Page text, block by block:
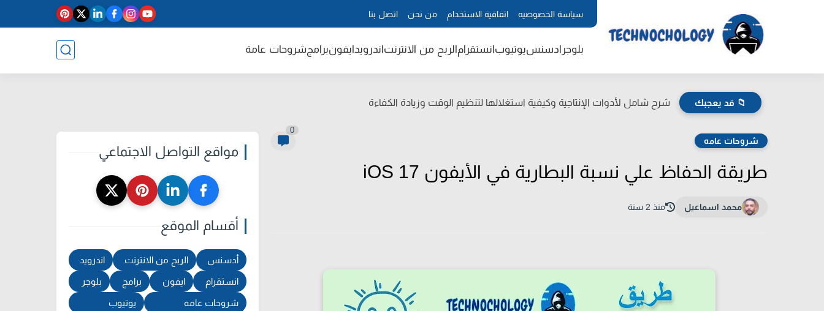
سياسة الخصوصيه اتفاقية الاستخدام من نحن اتصل بنا
بلوجر ادسنسيوتيوبانستقرامالربح من الانترنتاندرويدايفونبرامجشروحات عامة
📁 قد يعجبك شرح شامل لأدوات الإنتاجية وكيفية استغلالها لتنظيم الوقت وزيادة الكفاءة
شروحات عامه
0
طريقة الحفاظ علي نسبة البطارية في الأيفون iOS 17
محمد اسماعيل منذ 2 سنة
مواقع التواصل الاجتماعي
أقسام الموقع
أدسنس الربح من الانترنت اندرويد
انستقرام ايفون برامج بلوجر
شروحات عامه يوتيوب